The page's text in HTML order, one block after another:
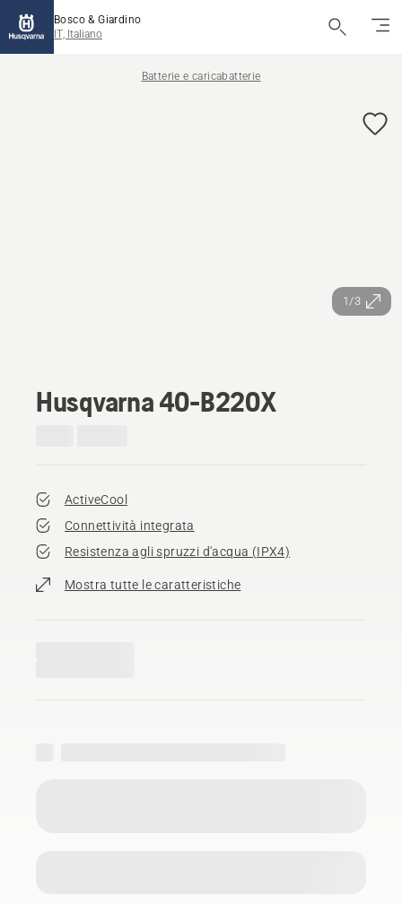
Bosco & Giardino
IT, Italiano
Batterie e caricabatterie
1/3
Husqvarna 40-B220X
ActiveCool
Connettività integrata
Resistenza agli spruzzi d'acqua (IPX4)
Mostra tutte le caratteristiche